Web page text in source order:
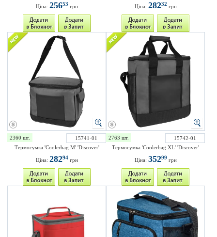
Ціна: 25653 грн Ціна: 28232 грн
2360 шт.
15741-01
Термосумка 'Coolerbag M' 'Discover'
Ціна: 28294грн
2763 шт.
15742-01
Термосумка 'Coolerbag XL' 'Discover'
Ціна: 35299 грн